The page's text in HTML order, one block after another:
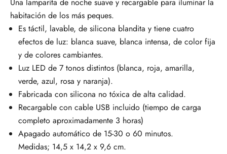
Una lamparita de noche suave y recargable para iluminar la
habitación de los más peques.
Es táctil, lavable, de silicona blandita y tiene cuatro
efectos de luz: blanca suave, blanca intensa, de color fija
y de colores cambiantes.
Luz LED de 7 tonos distintos (blanca, roja, amarilla,
verde, azul, rosa y naranja).
Fabricada con silicona no tóxica de alta calidad.
Recargable con cable USB incluido (tiempo de carga
completo aproximadamente 3 horas)
Apagado automático de 15-30 o 60 minutos.
Medidas; 14,5 x 14,2 x 9,6 cm.